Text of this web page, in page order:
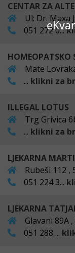
CENTAR ZA
Ul: Dr.
051 272 0...
HOMEOPATSKO
Mate
... klikni za
ILLEGAL LOTUS
Trg Grivica
... klikni za
LJEKARNA
Rubeši 112
051 224 3...
LJEKARNA
Glavani 89A
051 288 ...